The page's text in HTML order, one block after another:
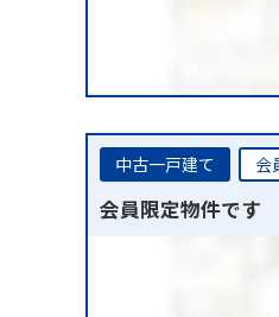
中古一戸建て 会
会員限定物件です